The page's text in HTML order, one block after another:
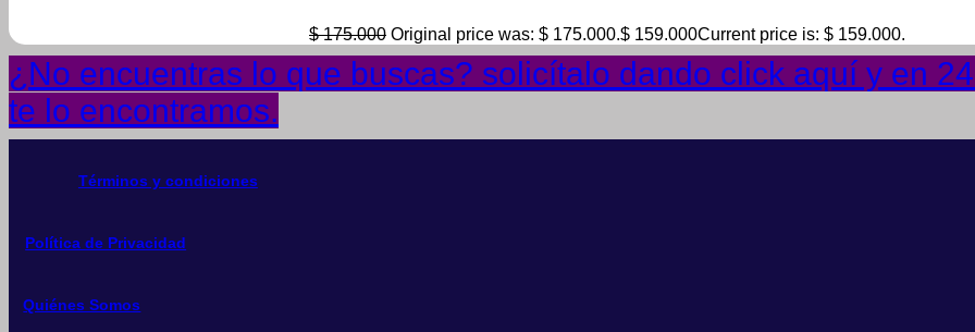
$175.000 Original price was: $ 175.000.$ 159.000Current price is: $ 159.000.
¿No encuentras lo que buscas? solicítalo dando click aquí y en
te lo encontramos.
Términos y condiciones
Política de Privacidad
Quiénes Somos